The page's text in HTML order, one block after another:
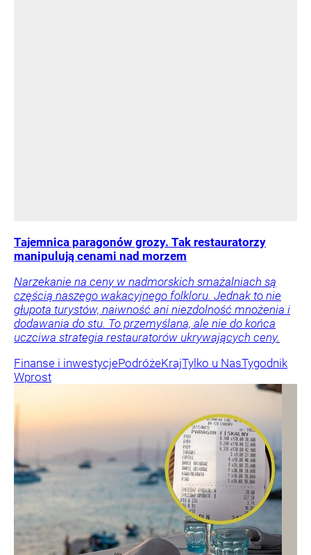
Tajemnica paragonów grozy. Tak restauratorzy
manipulują cenami nad morzem
Narzekanie na ceny w nadmorskich smażalniach są
częścią naszego wakacyjnego folkloru. Jednak to nie
głupota turystów, naiwność ani niezdolność mnożenia i
dodawania do stu. To przemyślana, ale nie do końca
uczciwa strategia restauratorów ukrywających ceny.
Finanse i inwestycjePodróżeKrajTylko u NasTygodnik
Wprost